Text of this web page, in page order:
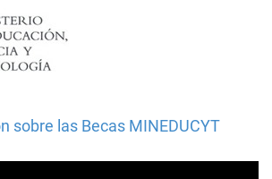
sobre las Becas MINEDUCYT